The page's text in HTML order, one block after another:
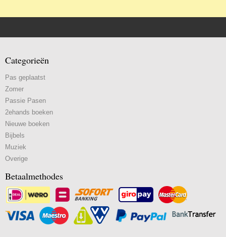
Categorieën
Pas geplaatst
Zomer
Passie Pasen
2ehands boeken
Nieuwe boeken
Bijbels
Muziek
Overige
Betaalmethodes